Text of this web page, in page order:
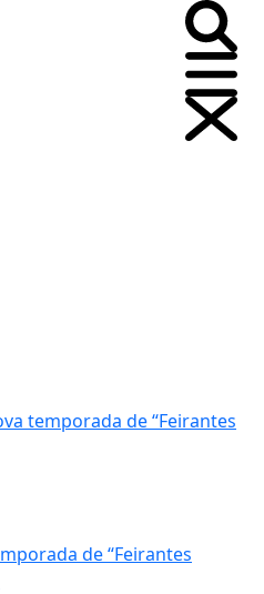
temporada de “Feirantes
de “Feirantes